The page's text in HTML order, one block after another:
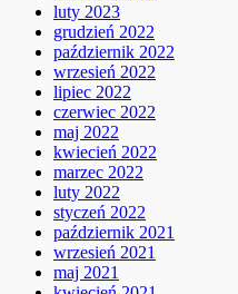
luty 2023
grudzień 2022
październik 2022
wrzesień 2022
lipiec 2022
czerwiec 2022
maj 2022
kwiecień 2022
marzec 2022
luty 2022
styczeń 2022
październik 2021
wrzesień 2021
maj 2021